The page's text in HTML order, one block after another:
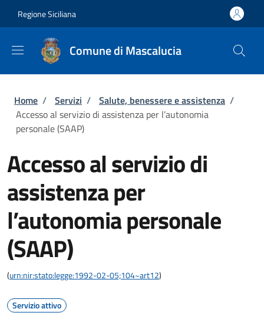
Regione Siciliana
Comune di Mascalucia
Briciole di pane
Home / Servizi / Salute, benessere e assistenza /
Accesso al servizio di assistenza per l’autonomia
personale (SAAP)
Accesso al servizio di
assistenza per
l’autonomia personale
(SAAP)
(urn:nir:stato:legge:1992-02-05;104~art12)
Servizio attivo